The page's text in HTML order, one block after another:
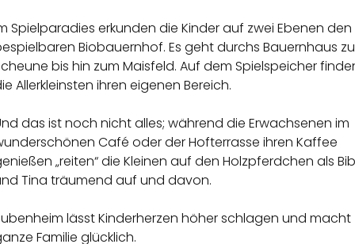
Spielparadies erkunden die Kinder auf zwei Ebenen den
Biobauernhof. Es geht durchs Bauernhaus
bis hin zum Maisfeld. Auf dem Spielspeicher
Allerkleinsten ihren eigenen Bereich.
das ist noch nicht alles; während die Erwachsenen im
Café oder der Hofterrasse ihren Kaffee
„reiten“ die Kleinen auf den Holzpferdchen als
Tina träumend auf und davon.
lässt Kinderherzen höher schlagen und macht
Familie glücklich.